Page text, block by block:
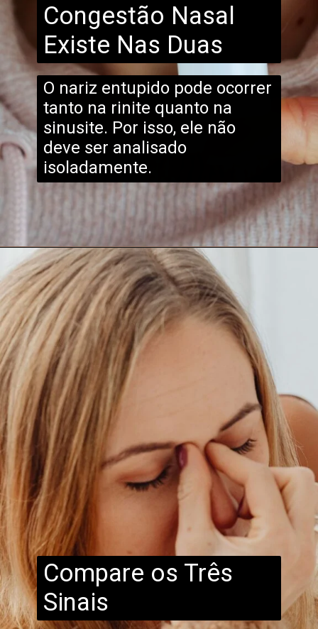
O nariz entupido pode ocorrer
tanto na rinite quanto na
sinusite. Por isso, ele não
deve ser analisado
isoladamente.
Congestão Nasal
Existe Nas Duas
Compare os Três
Sinais